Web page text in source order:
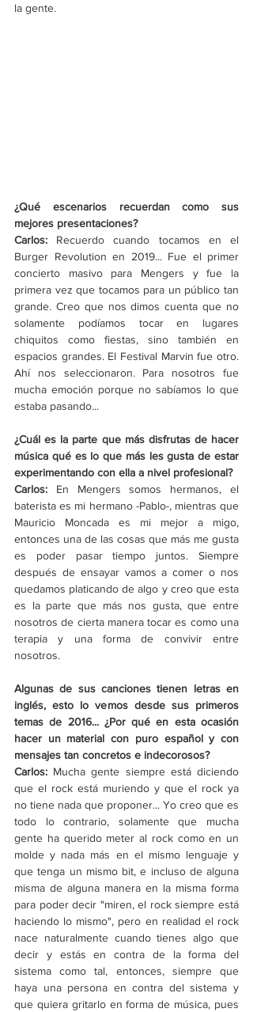
la gente.
¿Qué escenarios recuerdan como sus
mejores presentaciones?
Carlos: Recuerdo cuando tocamos en el
Burger Revolution en 2019... Fue el primer
concierto masivo para Mengers y fue la
primera vez que tocamos para un público tan
grande. Creo que nos dimos cuenta que no
solamente podíamos tocar en lugares
chiquitos como fiestas, sino también en
espacios grandes. El Festival Marvin fue otro.
Ahí nos seleccionaron. Para nosotros fue
mucha emoción porque no sabíamos lo que
estaba pasando...
¿Cuál es la parte que más disfrutas de hacer
música qué es lo que más les gusta de estar
experimentando con ella a nivel profesional?
Carlos: En Mengers somos hermanos, el
baterista es mi hermano -Pablo-, mientras que
Mauricio Moncada es mi mejor a migo,
entonces una de las cosas que más me gusta
es poder pasar tiempo juntos. Siempre
después de ensayar vamos a comer o nos
quedamos platicando de algo y creo que esta
es la parte que más nos gusta, que entre
nosotros de cierta manera tocar es como una
terapia y una forma de convivir entre
nosotros.
Algunas de sus canciones tienen letras en
inglés, esto lo vemos desde sus primeros
temas de 2016... ¿Por qué en esta ocasión
hacer un material con puro español y con
mensajes tan concretos e indecorosos?
Carlos: Mucha gente siempre está diciendo
que el rock está muriendo y que el rock ya
no tiene nada que proponer... Yo creo que es
todo lo contrario, solamente que mucha
gente ha querido meter al rock como en un
molde y nada más en el mismo lenguaje y
que tenga un mismo bit, e incluso de alguna
misma de alguna manera en la misma forma
para poder decir "miren, el rock siempre está
haciendo lo mismo", pero en realidad el rock
nace naturalmente cuando tienes algo que
decir y estás en contra de la forma del
sistema como tal, entonces, siempre que
haya una persona en contra del sistema y
que quiera gritarlo en forma de música, pues